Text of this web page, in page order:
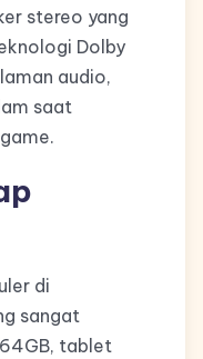
stereo yang
Dolby
audio,
saat
di
sangat
tablet